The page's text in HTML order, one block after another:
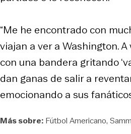
“Me he encontrado con
viajan a ver a Washington.
con una bandera gritando
dan ganas de salir a
emocionando a sus
Más sobre: Fútbol Americano